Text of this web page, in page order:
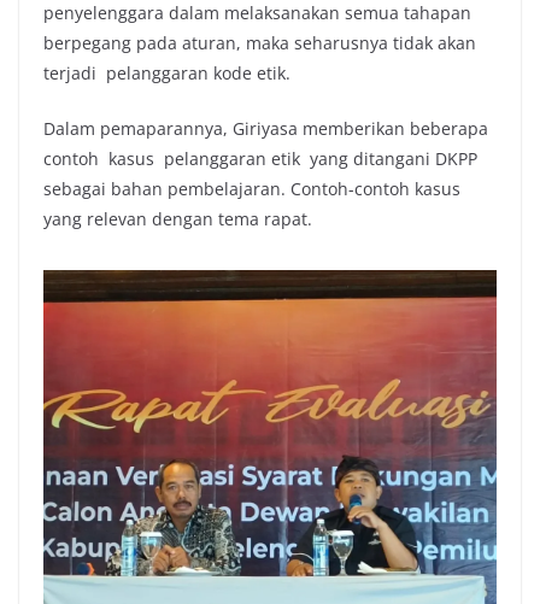
penyelenggara dalam melaksanakan semua tahapan
berpegang pada aturan, maka seharusnya tidak akan
terjadi pelanggaran kode etik.
Dalam pemaparannya, Giriyasa memberikan beberapa
contoh kasus pelanggaran etik yang ditangani DKPP
sebagai bahan pembelajaran. Contoh-contoh kasus
yang relevan dengan tema rapat.